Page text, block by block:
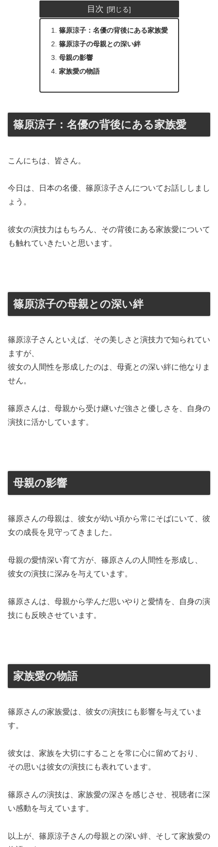
目次
篠原涼子：名優の背後にある家族愛
篠原涼子の母親との深い絆
母親の影響
家族愛の物語
篠原涼子：名優の背後にある家族愛
こんにちは、皆さん。
今日は、日本の名優、篠原涼子さんについてお話ししまし
ょう。
彼女の演技力はもちろん、その背後にある家族愛について
も触れていきたいと思います。
篠原涼子の母親との深い絆
篠原涼子さんといえば、その美しさと演技力で知られてい
ますが、
彼女の人間性を形成したのは、母覔との深い絆に他なりま
せん。
篠原さんは、母親から受け継いだ強さと優しさを、自身の
演技に活かしています。
母親の影響
篠原さんの母親は、彼女が幼い頃から常にそばにいて、彼
女の成長を見守ってきました。
母親の愛情深い育て方が、篠原さんの人間性を形成し、
彼女の演技に深みを与えています。
篠原さんは、母親から学んだ思いやりと愛情を、自身の演
技にも反映させています。
家族愛の物語
篠原さんの家族愛は、彼女の演技にも影響を与えていま
す。
彼女は、家族を大切にすることを常に心に留めており、
その思いは彼女の演技にも表れています。
篠原さんの演技は、家族愛の深さを感じさせ、視聴者に深
い感動を与えています。
以上が、篠原涼子さんの母親との深い絆、そして家族愛の